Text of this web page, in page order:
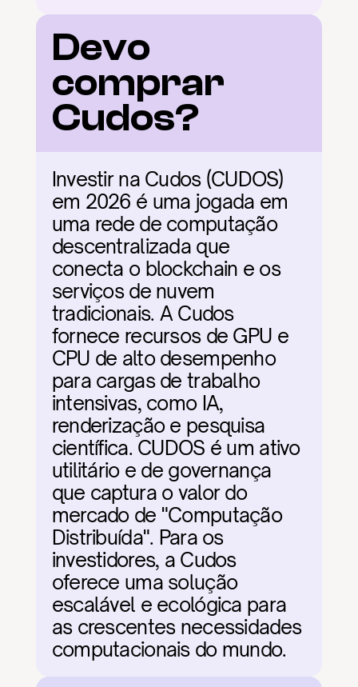
Devo
comprar
Cudos?
Investir na Cudos (CUDOS)
em 2026 é uma jogada em
uma rede de computação
descentralizada que
conecta o blockchain e os
serviços de nuvem
tradicionais. A Cudos
fornece recursos de GPU e
CPU de alto desempenho
para cargas de trabalho
intensivas, como IA,
renderização e pesquisa
científica. CUDOS é um ativo
utilitário e de governança
que captura o valor do
mercado de "Computação
Distribuída". Para os
investidores, a Cudos
oferece uma solução
escalável e ecológica para
as crescentes necessidades
computacionais do mundo.